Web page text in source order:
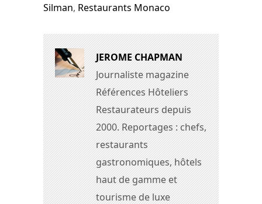
Silman, Restaurants Monaco
JEROME CHAPMAN
Journaliste magazine
Références Hôteliers
Restaurateurs depuis
2000. Reportages : chefs,
restaurants
gastronomiques, hôtels
haut de gamme et
tourisme de luxe